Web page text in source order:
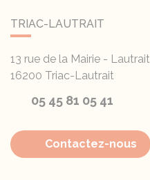
TRIAC-LAUTRAIT
13 rue de la Mairie - Lautrait
16200 Triac-Lautrait
05 45 81 05 41
Contactez-nous